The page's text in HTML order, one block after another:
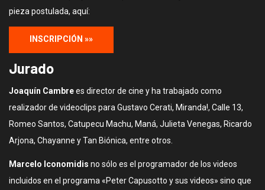
pieza postulada, aquí:
INSCRIPCIÓN »»
Jurado
Joaquín Cambrees director de cine y ha trabajado como
realizador de videoclips para Gustavo Cerati, Miranda!, Calle 13,
Romeo Santos, Catupecu Machu, Maná, Julieta Venegas, Ricardo
Arjona, Chayanne y Tan Biónica, entre otros.
Marcelo Iconomidis no sólo es el programador de los videos
incluidos en el programa «Peter Capusotto y sus videos» sino que